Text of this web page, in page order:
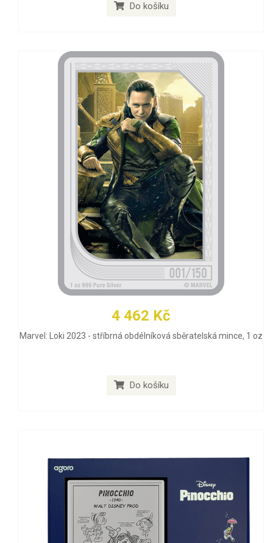
Do košíku
4 462 Kč
Marvel: Loki 2023 - stříbrná obdélníková sběratelská mince, 1 oz
Do košíku